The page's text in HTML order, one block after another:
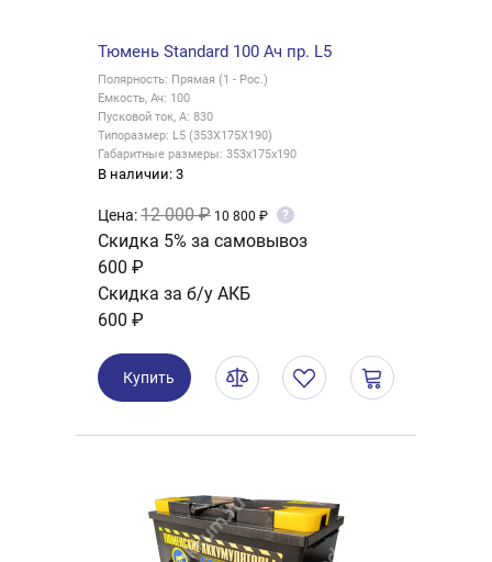
Тюмень Standard 100 Ач пр. L5
Полярность: Прямая (1 - Рос.)
Емкость, Ач: 100
Пусковой ток, А: 830
Типоразмер: L5 (353X175X190)
Габаритные размеры: 353x175x190
В наличии: 3
Цена:12 000 ₽ 10 800 ₽ ?
Скидка 5% за самовывоз
600 ₽
Скидка за б/у АКБ
600 ₽
Купить